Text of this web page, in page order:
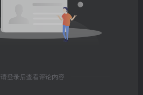
请登录后查看评论内容